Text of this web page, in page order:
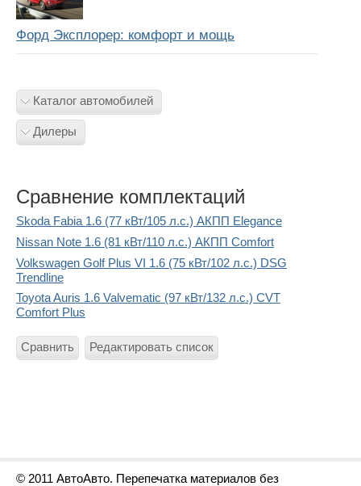
Форд Эксплорер: комфорт и мощь
Каталог автомобилей
Дилеры
Сравнение комплектаций
Skoda Fabia 1.6 (77 кВт/105 л.с.) АКПП Elegance
Nissan Note 1.6 (81 кВт/110 л.с.) АКПП Comfort
Volkswagen Golf Plus VI 1.6 (75 кВт/102 л.с.) DSG
Trendline
Toyota Auris 1.6 Valvematic (97 кВт/132 л.с.) CVT
Comfort Plus
Сравнить Редактировать список
© 2011 АвтоАвто. Перепечатка материалов без